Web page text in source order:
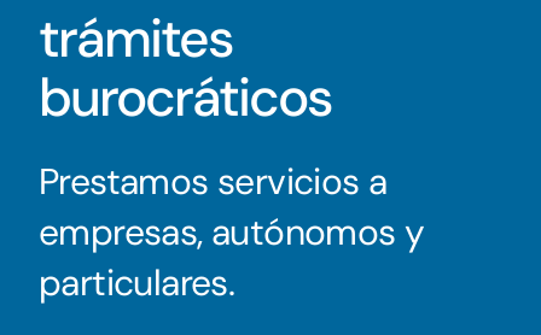
trámites
burocráticos
Prestamos servicios a
empresas, autónomos y
particulares.